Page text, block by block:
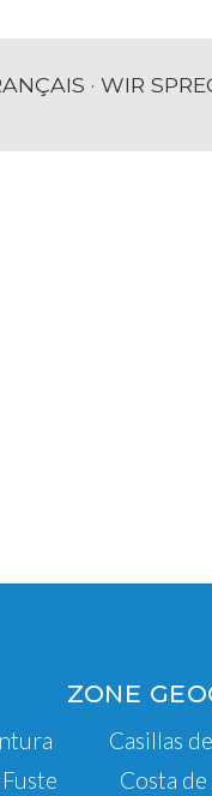
· WIR
ZONE
Casillas
Costa